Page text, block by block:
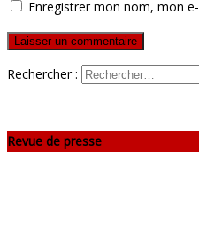
Enregistrer mon nom, mon
Rechercher :
Revue de presse